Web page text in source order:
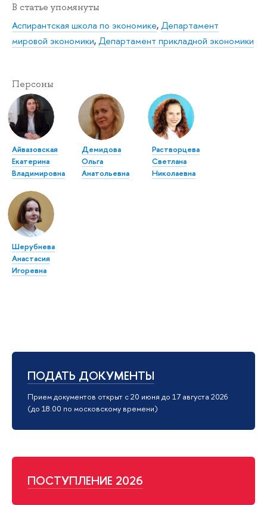
ПОДАТЬ ДОКУМЕНТЫ
Прием документов открыт с 20 июня до 17 августа 2026
(до 18:00 по московскому времени)
ПОСТУПЛЕНИЕ 2026
В статье упомянуты
Аспирантская школа по экономике,Департамент
мировой экономики,Департамент прикладной экономики
Персоны
Айвазовская
Екатерина
Владимировна
Демидова
Ольга
Анатольевна
Растворцева
Светлана
Николаевна
Шерубнева
Анастасия
Игоревна